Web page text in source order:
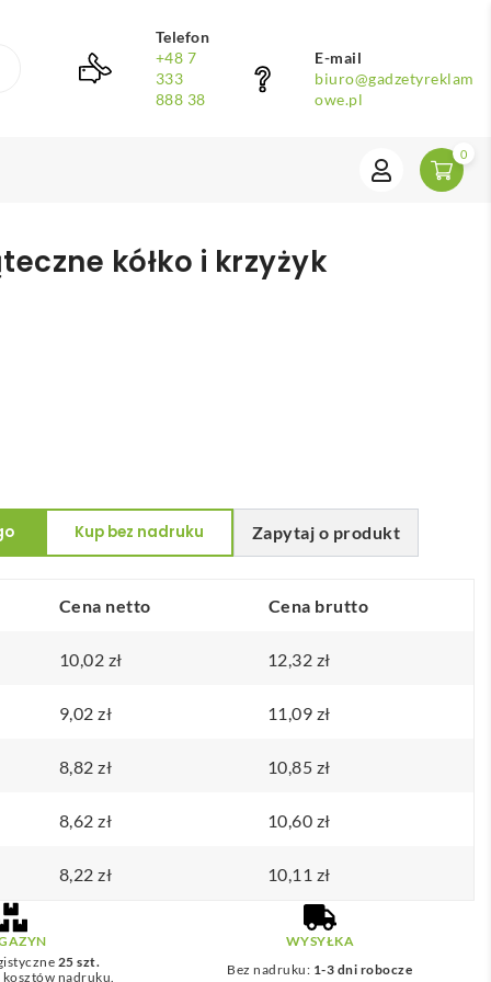
Telefon
+48 7
333
888 38
E-mail
biuro@gadzetyreklam
owe.pl
0
kółko i krzyżyk
Zapytaj o produkt
Kup bez nadruku
Cena netto Cena brutto
10,02 zł 12,32 zł
9,02zł 11,09 zł
8,82zł 10,85 zł
8,62zł 10,60 zł
8,22zł 10,11 zł
25 szt.
nadruku.
WYSYŁKA
Bez nadruku: 1-3 dni robocze